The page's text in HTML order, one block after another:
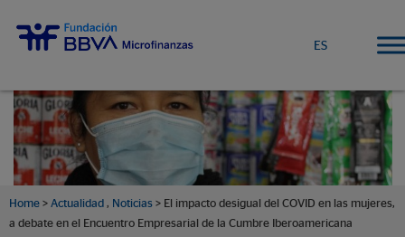
ES
Home > Actualidad , Noticias > El impacto desigual del COVID en las mujeres,
a debate en el Encuentro Empresarial de la Cumbre Iberoamericana